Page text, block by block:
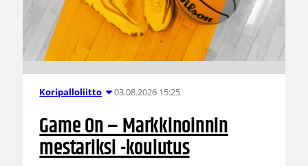
Koripalloliitto 03.08.2026 15:25
Game On – Markkinoinnin
mestariksi -koulutus